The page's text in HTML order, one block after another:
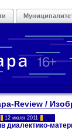
Review /
12 июля 2011
диалектико-